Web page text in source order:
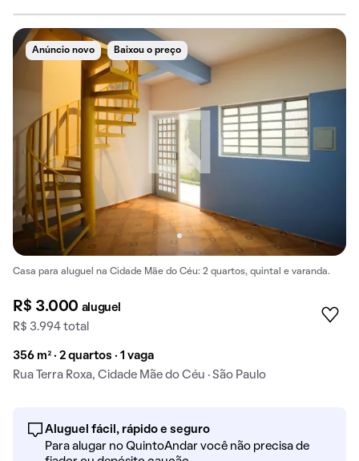
Anúncio novo Baixou o preço
Casa para aluguel na Cidade Mãe do Céu: 2 quartos, quintal e varanda.
R$ 3.000 aluguel
R$ 3.994 total
356 m² · 2 quartos · 1 vaga
Rua Terra Roxa, Cidade Mãe do Céu · São Paulo
Aluguel fácil, rápido e seguro
Para alugar no QuintoAndar você não precisa de